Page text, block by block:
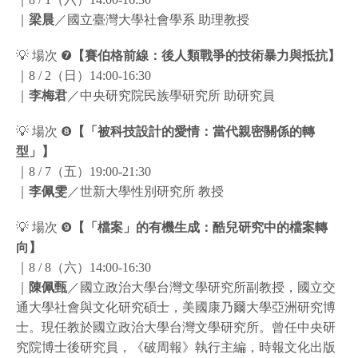
梁晨 ／國立臺灣大學社會學系 助理教授
💡 場次 ❼ 【賽伯格前線：後人類戰爭的技術暴力與抵抗】
｜8 / 2（日）14:00-16:30
李梅君 ／中央研究院民族學研究所 助研究員
💡 場次 ❽ 【「被科技設計的愛情：當代親密關係的轉
型」】
｜8 / 7（五）19:00-21:30
李佩雯 ／世新大學性別研究所 教授
💡 場次 ❾ 【「檔案」的有機生成：酷兒研究中的檔案轉
向】
｜8 / 8（六）14:00-16:30
陳佩甄 ／國立政治大學台灣文學研究所副教授，國立交
通大學社會與文化研究碩士，美國康乃爾大學亞洲研究博
士。現任教於國立政治大學台灣文學研究所。曾任中央研
究院博士後研究員，《破周報》執行主編，時報文化出版